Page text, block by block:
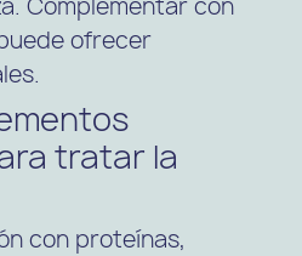
ofrecer
tratar la
con proteínas,